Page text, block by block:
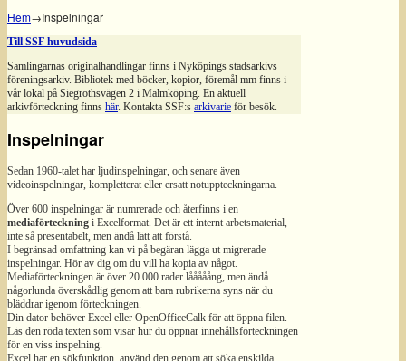
Hem→Inspelningar
Till SSF huvudsida
Samlingarnas originalhandlingar finns i Nyköpings stadsarkivs
föreningsarkiv. Bibliotek med böcker, kopior, föremål mm finns i
vår lokal på Siegrothsvägen 2 i Malmköping. En aktuell
arkivförteckning finns här. Kontakta SSF:s arkivarie för besök.
Inspelningar
Sedan 1960-talet har ljudinspelningar, och senare även
videoinspelningar, kompletterat eller ersatt notuppteckningarna.
Över 600 inspelningar är numrerade och återfinns i en
mediaförteckning i Excelformat. Det är ett internt arbetsmaterial,
inte så presentabelt, men ändå lätt att förstå.
I begränsad omfattning kan vi på begäran lägga ut migrerade
inspelningar. Hör av dig om du vill ha kopia av något.
Mediaförteckningen är över 20.000 rader lååååång, men ändå
någorlunda överskådlig genom att bara rubrikerna syns när du
bläddrar igenom förteckningen.
Din dator behöver Excel eller OpenOfficeCalk för att öppna filen.
Läs den röda texten som visar hur du öppnar innehållsförteckningen
för en viss inspelning.
Excel har en sökfunktion, använd den genom att söka enskilda